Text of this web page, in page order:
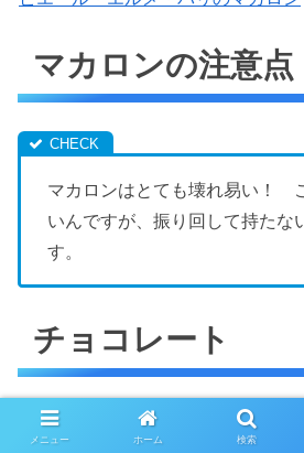
マカロンの注意点
マカロンはとても壊れ易い！
いんですが、振り回して持た
す。
チョコレート
可愛いですよね。箱もラッピング
メニュー ホーム 検索